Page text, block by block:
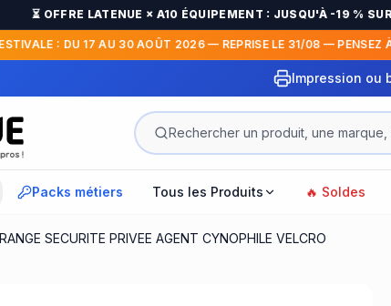
⏳ OFFRE LATENUE × A10 ÉQUIPEMENT : JUSQU'À -19 % SUR
: DU 17 AU 30 AOÛT 2026 — REPRISE LE 31/08 — PENSEZ À
Impression ou
Packs métiers Tous les Produits 🔥 Soldes
SECURITE PRIVEE AGENT CYNOPHILE VELCRO